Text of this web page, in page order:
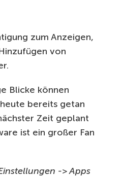
zum Anzeigen,
von
Blicke können
bereits getan
Zeit geplant
ist ein großer Fan
-> Apps